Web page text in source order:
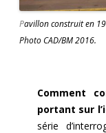
Pavillon construit en
Photo CAD/BM 2016.
Comment
portant sur
série